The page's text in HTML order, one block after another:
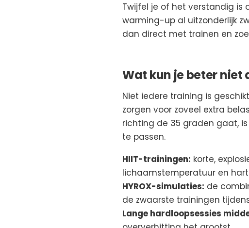
Twijfel je of het verstandig is
warming-up al uitzonderlijk
dan direct met trainen en
Wat kun je beter niet
Niet iedere training is
zorgen voor zoveel extra
richting de 35 graden gaat,
te passen.
HIIT-trainingen: korte,
lichaamstemperatuur en
HYROX-simulaties: de
de zwaarste trainingen
Lange hardloopsessies